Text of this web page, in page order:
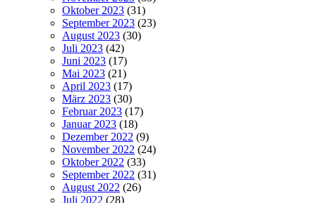
Oktober 2023 (31)
September 2023 (23)
August 2023 (30)
Juli 2023 (42)
Juni 2023 (17)
Mai 2023 (21)
April 2023 (17)
März 2023 (30)
Februar 2023 (17)
Januar 2023 (18)
Dezember 2022 (9)
November 2022 (24)
Oktober 2022 (33)
September 2022 (31)
August 2022 (26)
Juli 2022 (28)